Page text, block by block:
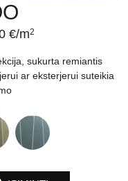
€/m2
sukurta remiantis
ar eksterjerui suteikia